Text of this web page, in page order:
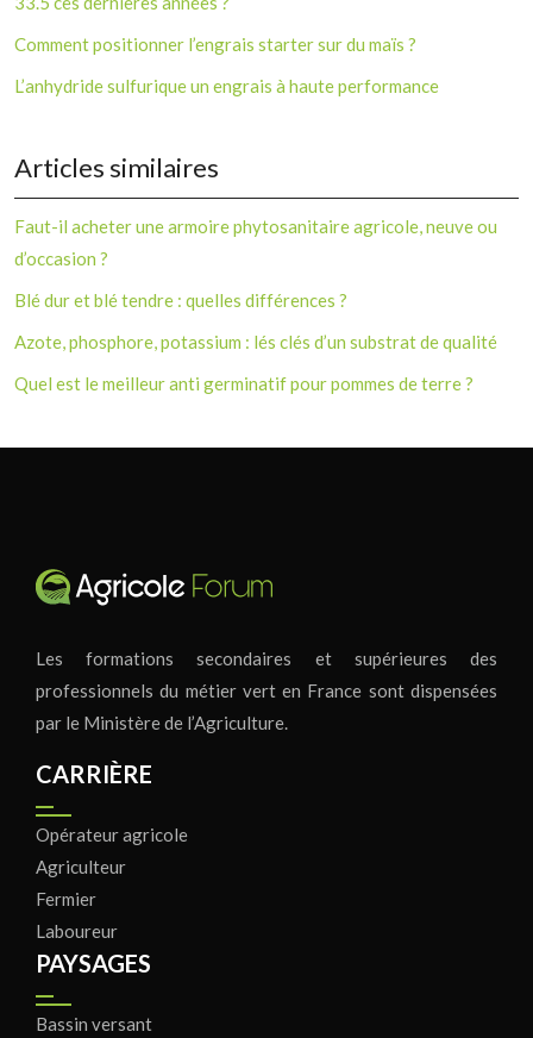
Comment positionner l’engrais starter sur du maïs ?
L’anhydride sulfurique un engrais à haute performance
Articles similaires
Faut-il acheter une armoire phytosanitaire agricole, neuve ou
d’occasion ?
Blé dur et blé tendre : quelles différences ?
Azote, phosphore, potassium : lés clés d’un substrat de qualité
Quel est le meilleur anti germinatif pour pommes de terre ?
Les formations secondaires et supérieures des
professionnels du métier vert en France sont dispensées
par le Ministère de l’Agriculture.
CARRIÈRE
Opérateur agricole
Agriculteur
Fermier
Laboureur
PAYSAGES
Bassin versant